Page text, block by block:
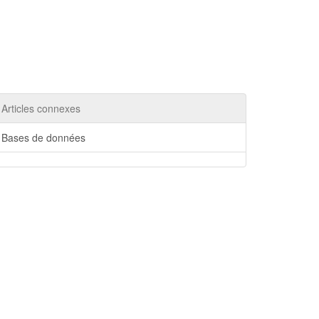
Articles connexes
Bases de données